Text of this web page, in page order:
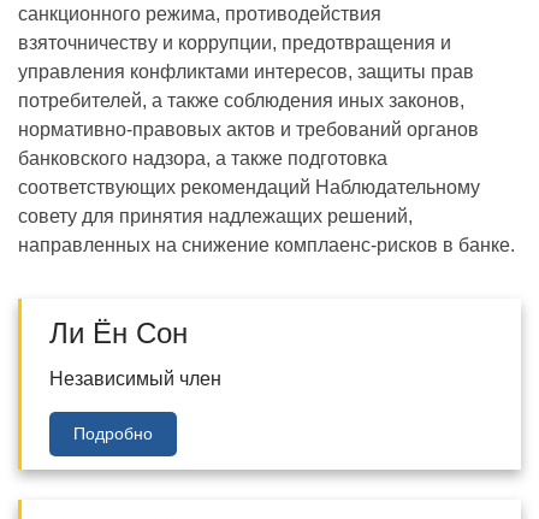
санкционного режима, противодействия
взяточничеству и коррупции, предотвращения и
управления конфликтами интересов, защиты прав
потребителей, а также соблюдения иных законов,
нормативно-правовых актов и требований органов
банковского надзора, а также подготовка
соответствующих рекомендаций Наблюдательному
совету для принятия надлежащих решений,
направленных на снижение комплаенс-рисков в банке.
Ли Ён Сон
Независимый член
Подробно